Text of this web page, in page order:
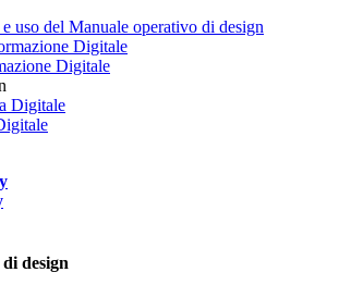
uso del Manuale operativo di design
Digitale
design